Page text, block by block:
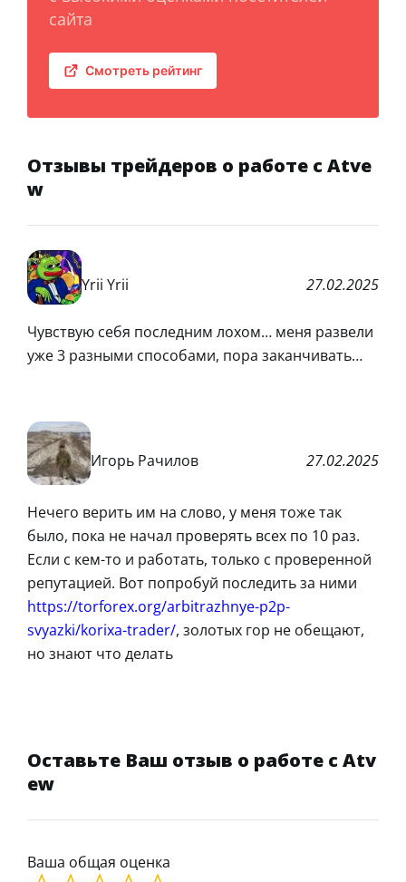
сайта
Смотреть рейтинг
Отзывы трейдеров о работе с Atve
w
Yrii Yrii 27.02.2025
Чувствую себя последним лохом… меня развели
уже 3 разными способами, пора заканчивать…
Игорь Рачилов 27.02.2025
Нечего верить им на слово, у меня тоже так
было, пока не начал проверять всех по 10 раз.
Если с кем-то и работать, только с проверенной
репутацией. Вот попробуй последить за ними
https://torforex.org/arbitrazhnye-p2p-
svyazki/korixa-trader/, золотых гор не обещают,
но знают что делать
Оставьте Ваш отзыв о работе с Atv
ew
Ваша общая оценка